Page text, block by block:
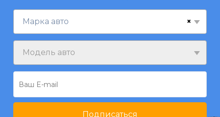
×
Марка авто
Модель авто
Подписаться